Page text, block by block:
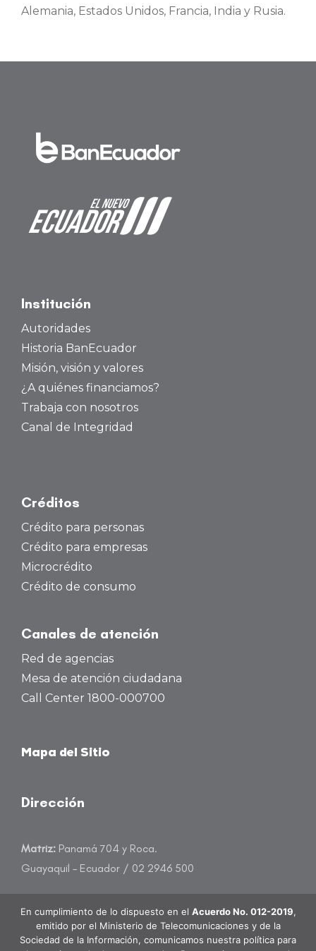
Alemania, Estados Unidos, Francia, India y Rusia.
Institución
Autoridades
Historia BanEcuador
Misión, visión y valores
¿A quiénes financiamos?
Trabaja con nosotros
Canal de Integridad
Créditos
Crédito para personas
Crédito para empresas
Microcrédito
Crédito de consumo
Canales de atención
Red de agencias
Mesa de atención ciudadana
Call Center 1800-000700
Mapa del Sitio
Dirección
Matriz: Panamá 704 y Roca.
Guayaquil – Ecuador / 02 2946 500
atencioncliente@banecuador.fin.ec
En cumplimiento de lo dispuesto en el Acuerdo No. 012-2019,
emitido por el Ministerio de Telecomunicaciones y de la
Sociedad de la Información, comunicamos nuestra política para